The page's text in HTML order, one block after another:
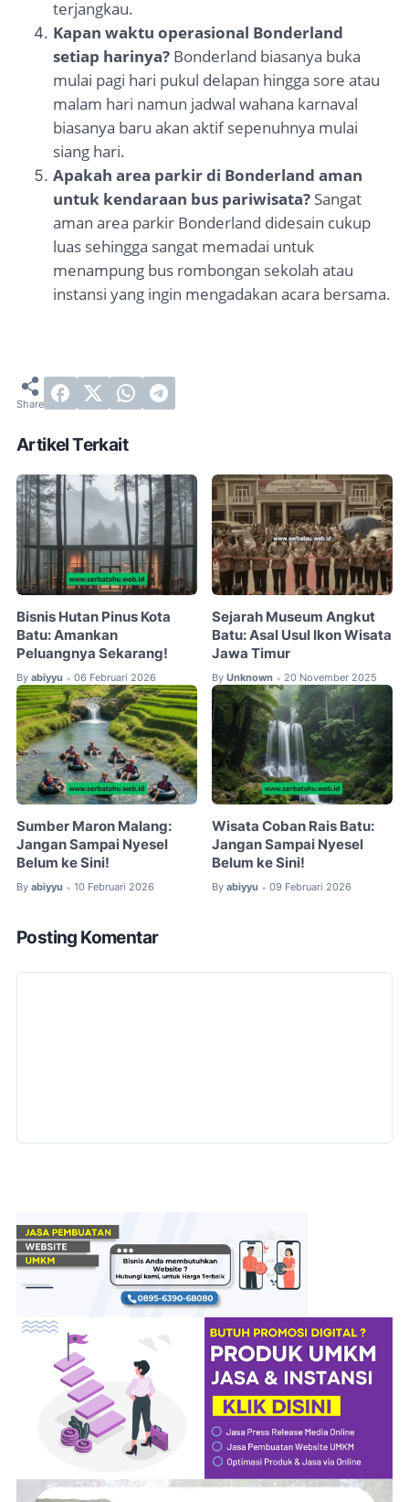
terjangkau.
Kapan waktu operasional Bonderland
setiap harinya? Bonderland biasanya buka
mulai pagi hari pukul delapan hingga sore atau
malam hari namun jadwal wahana karnaval
biasanya baru akan aktif sepenuhnya mulai
siang hari.
Apakah area parkir di Bonderland aman
untuk kendaraan bus pariwisata? Sangat
aman area parkir Bonderland didesain cukup
luas sehingga sangat memadai untuk
menampung bus rombongan sekolah atau
instansi yang ingin mengadakan acara bersama.
Artikel Terkait
Bisnis Hutan Pinus Kota
Batu: Amankan
Peluangnya Sekarang!
By abiyyu • 06 Februari 2026
Sejarah Museum Angkut
Batu: Asal Usul Ikon Wisata
Jawa Timur
By Unknown • 20 November 2025
Sumber Maron Malang:
Jangan Sampai Nyesel
Belum ke Sini!
By abiyyu • 10 Februari 2026
Wisata Coban Rais Batu:
Jangan Sampai Nyesel
Belum ke Sini!
By abiyyu • 09 Februari 2026
Posting Komentar